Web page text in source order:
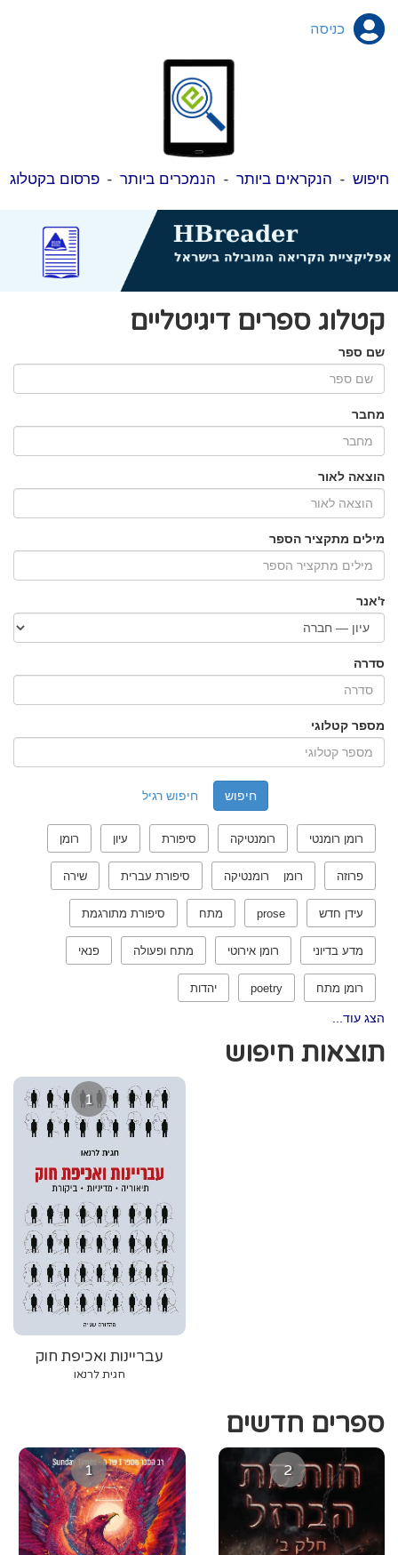
כניסה
חיפוש - הנקראים ביותר - הנמכרים ביותר -פרסום בקטלוג
קטלוג ספרים דיגיטליים
שם ספר
מחבר
הוצאה לאור
מילים מתקציר הספר
ז'אנר
סדרה
מספר קטלוגי
חיפוש רגיל
רומן רומנטי רומנטיקה סיפורת עיון רומן
פרוזה רומן רומנטיקה סיפורת עברית שירה
עידן חדש prose מתח סיפורת מתורגמת
מדע בדיוני רומן אירוטי מתח ופעולה פנאי
רומן מתח poetry יהדות
הצג עוד...
תוצאות חיפוש
1
עבריינות ואכיפת חוק
חגית לרנאו
ספרים חדשים
1 2